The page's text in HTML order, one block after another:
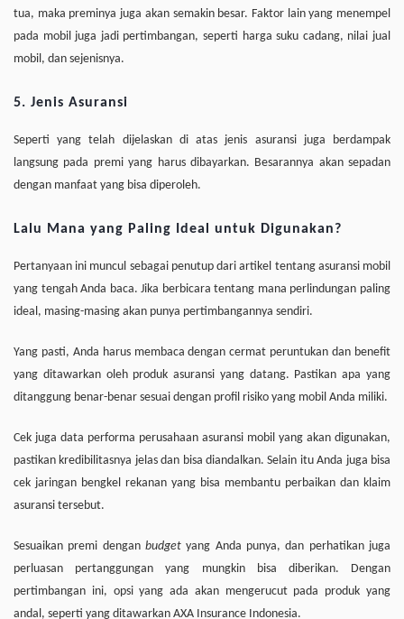
tua, maka preminya juga akan semakin besar. Faktor lain yang menempel
pada mobil juga jadi pertimbangan, seperti harga suku cadang, nilai jual
mobil, dan sejenisnya.
5. Jenis Asuransi
Seperti yang telah dijelaskan di atas jenis asuransi juga berdampak
langsung pada premi yang harus dibayarkan. Besarannya akan sepadan
dengan manfaat yang bisa diperoleh.
Lalu Mana yang Paling Ideal untuk Digunakan?
Pertanyaan ini muncul sebagai penutup dari artikel tentang asuransi mobil
yang tengah Anda baca. Jika berbicara tentang mana perlindungan paling
ideal, masing-masing akan punya pertimbangannya sendiri.
Yang pasti, Anda harus membaca dengan cermat peruntukan dan benefit
yang ditawarkan oleh produk asuransi yang datang. Pastikan apa yang
ditanggung benar-benar sesuai dengan profil risiko yang mobil Anda miliki.
Cek juga data performa perusahaan asuransi mobil yang akan digunakan,
pastikan kredibilitasnya jelas dan bisa diandalkan. Selain itu Anda juga bisa
cek jaringan bengkel rekanan yang bisa membantu perbaikan dan klaim
asuransi tersebut.
Sesuaikan premi dengan budget yang Anda punya, dan perhatikan juga
perluasan pertanggungan yang mungkin bisa diberikan. Dengan
pertimbangan ini, opsi yang ada akan mengerucut pada produk yang
andal, seperti yang ditawarkan AXA Insurance Indonesia.